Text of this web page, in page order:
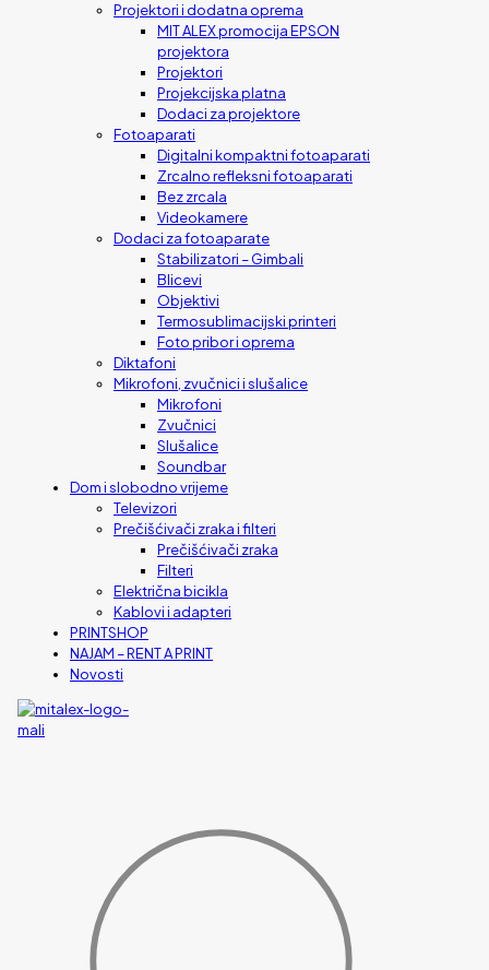
Projektori i dodatna oprema
MIT ALEX promocija EPSON
projektora
Projektori
Projekcijska platna
Dodaci za projektore
Fotoaparati
Digitalni kompaktni fotoaparati
Zrcalno refleksni fotoaparati
Bez zrcala
Videokamere
Dodaci za fotoaparate
Stabilizatori – Gimbali
Blicevi
Objektivi
Termosublimacijski printeri
Foto pribor i oprema
Diktafoni
Mikrofoni, zvučnici i slušalice
Mikrofoni
Zvučnici
Slušalice
Soundbar
Dom i slobodno vrijeme
Televizori
Prečišćivači zraka i filteri
Prečišćivači zraka
Filteri
Električna bicikla
Kablovi i adapteri
PRINTSHOP
NAJAM – RENT A PRINT
Novosti